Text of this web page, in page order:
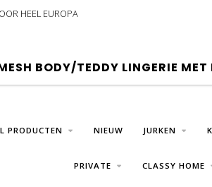
HEEL EUROPA
PRODUCTEN NIEUW JURKEN
PRIVATE CLASSY HOME
BODY/TEDDY LINGERIE MET